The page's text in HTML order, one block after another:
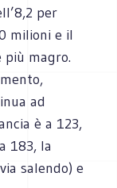
per
milioni e il
più magro.
ad
è a 123,
183, la
salendo) e